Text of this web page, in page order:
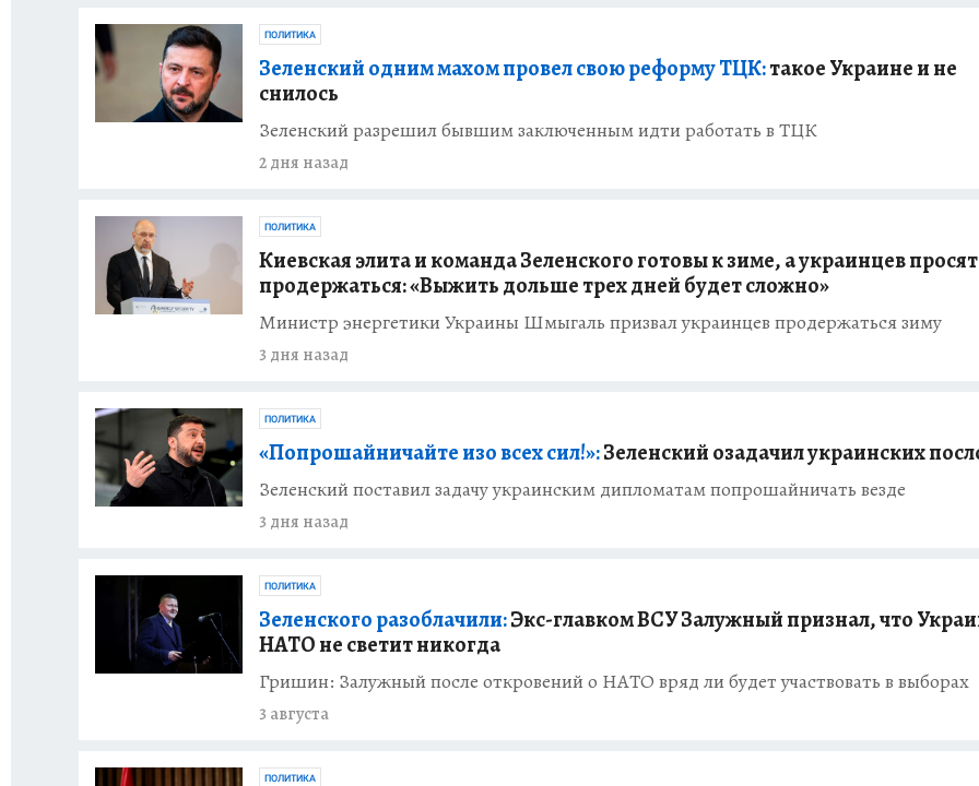
ПОЛИТИКА
Зеленский одним махом провел свою реформу ТЦК:такое Украине и не
снилось
Зеленский разрешил бывшим заключенным идти работать в ТЦК
2 дня назад
ПОЛИТИКА
Киевская элита и команда Зеленского готовы к зиме, а украинцев просят
продержаться: «Выжить дольше трех дней будет сложно»
Министр энергетики Украины Шмыгаль призвал украинцев продержаться зиму
3 дня назад
ПОЛИТИКА
«Попрошайничайте изо всех сил!»:Зеленский озадачил украинских
Зеленский поставил задачу украинским дипломатам попрошайничать везде
3 дня назад
ПОЛИТИКА
Зеленского разоблачили:Экс-главком ВСУ Залужный признал, что
НАТО не светит никогда
Гришин: Залужный после откровений о НАТО вряд ли будет участвовать в выборах
3 августа
ПОЛИТИКА